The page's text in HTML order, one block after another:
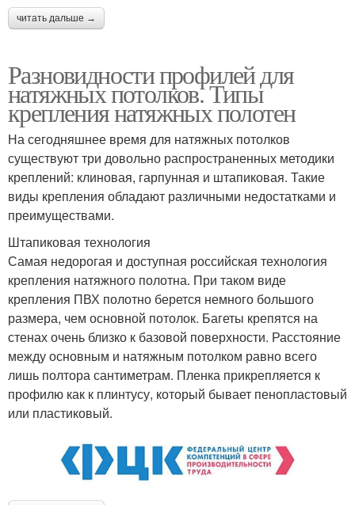
читать дальше →
Разновидности профилей для
натяжных потолков. Типы
крепления натяжных полотен
На сегодняшнее время для натяжных потолков
существуют три довольно распространенных методики
креплений: клиновая, гарпунная и штапиковая. Такие
виды крепления обладают различными недостатками и
преимуществами.
Штапиковая технология
Самая недорогая и доступная российская технология
крепления натяжного полотна. При таком виде
крепления ПВХ полотно берется немного большого
размера, чем основной потолок. Багеты крепятся на
стенах очень близко к базовой поверхности. Расстояние
между основным и натяжным потолком равно всего
лишь полтора сантиметрам. Пленка прикрепляется к
профилю как к плинтусу, который бывает пенопластовый
или пластиковый.